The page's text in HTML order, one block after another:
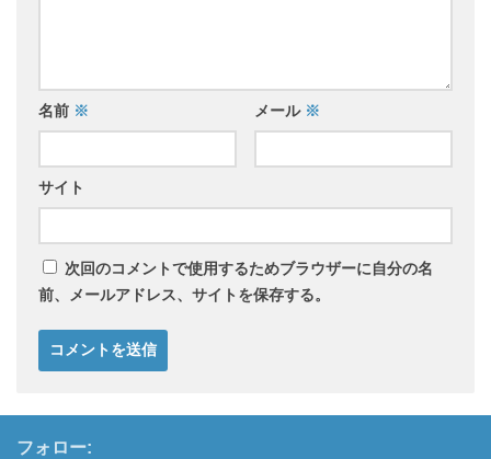
名前 ※ メール ※
サイト
次回のコメントで使用するためブラウザーに自分の名
前、メールアドレス、サイトを保存する。
フォロー: